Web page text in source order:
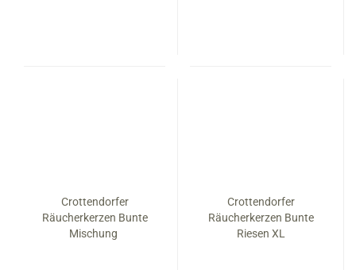
Crottendorfer
Räucherkerzen Bunte
Mischung
Crottendorfer
Räucherkerzen Bunte
Riesen XL